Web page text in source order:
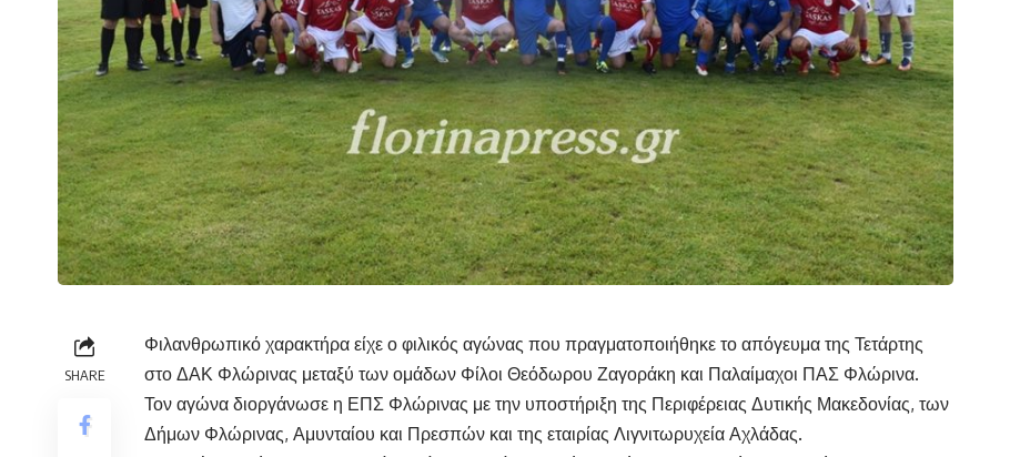
SHARE
Φιλανθρωπικό χαρακτήρα είχε ο φιλικός αγώνας που πραγματοποιήθηκε το απόγευμα της Τετάρτης
στο ΔΑΚ Φλώρινας μεταξύ των ομάδων Φίλοι Θεόδωρου Ζαγοράκη και Παλαίμαχοι ΠΑΣ Φλώρινα.
Τον αγώνα διοργάνωσε η ΕΠΣ Φλώρινας με την υποστήριξη της Περιφέρειας Δυτικής Μακεδονίας, των
Δήμων Φλώρινας, Αμυνταίου και Πρεσπών και της εταιρίας Λιγνιτωρυχεία Αχλάδας.